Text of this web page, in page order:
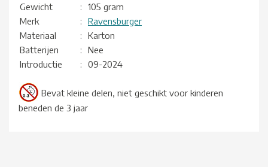
Gewicht
:
105 gram
Merk
:
Ravensburger
Materiaal
:
Karton
Batterijen
:
Nee
Introductie
: 09-2024
Bevat kleine delen, niet geschikt voor kinderen
beneden de 3 jaar